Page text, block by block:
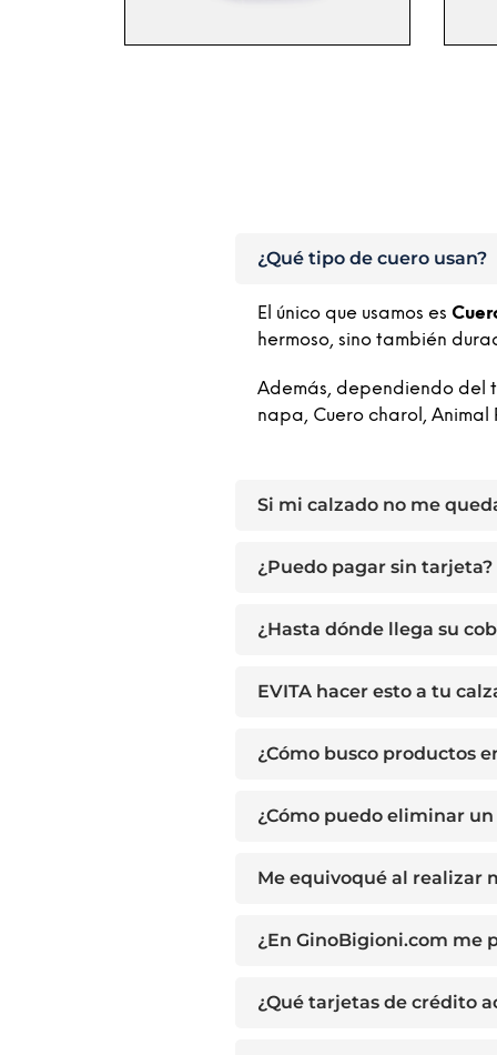
¿Qué tipo de cuero usan?
El único que usamos es
hermoso, sino también
Además, dependiendo del
napa, Cuero charol,
Si mi calzado no me
¿Puedo pagar sin tarjeta?
¿Hasta dónde llega su
EVITA hacer esto a tu
¿Cómo busco productos
¿Cómo puedo eliminar
Me equivoqué al realizar
¿En GinoBigioni.com me
¿Qué tarjetas de crédito